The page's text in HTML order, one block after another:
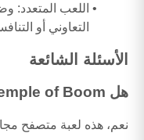
اللعب المتعدد:
التعاوني أو
الأسئلة الشائعة
هل Temple of Boom مجانية للعب؟
نعم، هذه لعبة متصفح